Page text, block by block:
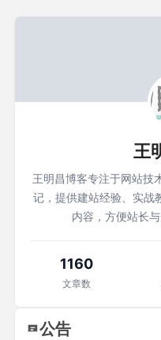
王
王明昌博客专注于网站技
记，提供建站经验、实战
内容，方便站长
1160
文章数
公告